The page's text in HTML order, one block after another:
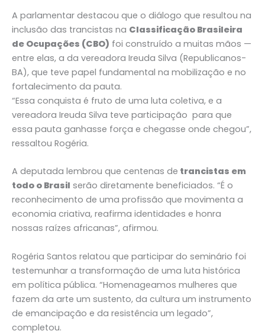
A parlamentar destacou que o diálogo que resultou na
inclusão das trancistas na Classificação Brasileira
de Ocupações (CBO) foi construído a muitas mãos —
entre elas, a da vereadora Ireuda Silva (Republicanos-
BA), que teve papel fundamental na mobilização e no
fortalecimento da pauta.
“Essa conquista é fruto de uma luta coletiva, e a
vereadora Ireuda Silva teve participação para que
essa pauta ganhasse força e chegasse onde chegou”,
ressaltou Rogéria.
A deputada lembrou que centenas de trancistas em
todo o Brasil serão diretamente beneficiados. “É o
reconhecimento de uma profissão que movimenta a
economia criativa, reafirma identidades e honra
nossas raízes africanas”, afirmou.
Rogéria Santos relatou que participar do seminário foi
testemunhar a transformação de uma luta histórica
em política pública. “Homenageamos mulheres que
fazem da arte um sustento, da cultura um instrumento
de emancipação e da resistência um legado”,
completou.